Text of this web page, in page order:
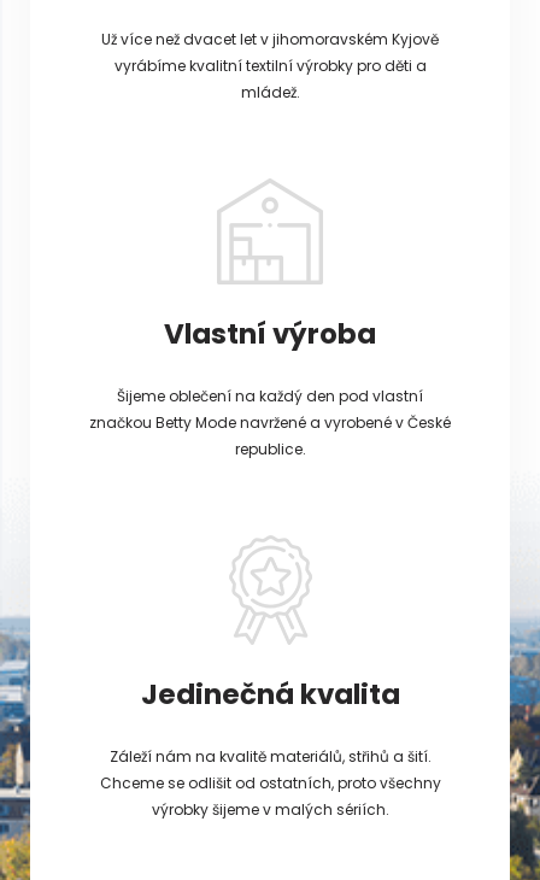
Už více než dvacet let v jihomoravském Kyjově
vyrábíme kvalitní textilní výrobky pro děti a
mládež.
Vlastní výroba
Šijeme oblečení na každý den pod vlastní
značkou Betty Mode navržené a vyrobené v České
republice.
Jedinečná kvalita
Záleží nám na kvalitě materiálů, střihů a šití.
Chceme se odlišit od ostatních, proto všechny
výrobky šijeme v malých sériích.